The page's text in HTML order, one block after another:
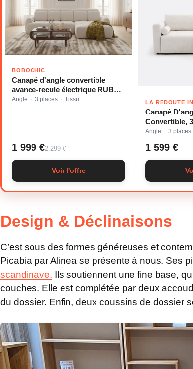
BOBOCHIC
Canapé d'angle convertible
avance-recule électrique RUBY
tissu chenille beige angle droit
Angle · 3 places · Tissu
1 999 €2 299 €
Voir l'offre
LA REDOUTE
Canapé
Convertible,
Chenille
Angle · 3 places
1 599 €
Design & Déclinaisons
C’est sous des formes généreuses et
Picabia par Alinea se présente à nous. Ses
scandinave. Ils soutiennent une fine base,
couches. Elle est complétée par deux
du dossier. Enfin, deux coussins de dossier